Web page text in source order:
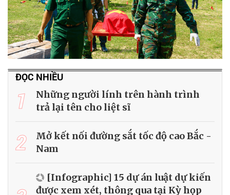
ĐỌC NHIỀU
1
Những người lính trên hành trình
trả lại tên cho liệt sĩ
2
Mở kết nối đường sắt tốc độ cao Bắc -
Nam
[Infographic] 15 dự án luật dự kiến
được xem xét, thông qua tại Kỳ họp